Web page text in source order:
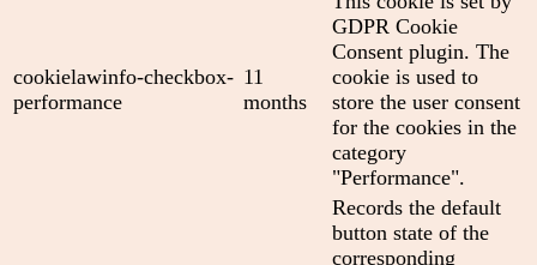
cookielawinfo-checkbox-
performance
11
months
GDPR Cookie
Consent plugin. The
cookie is used to
store the user consent
for the cookies in the
category
"Performance".
Records the default
button state of the
corresponding